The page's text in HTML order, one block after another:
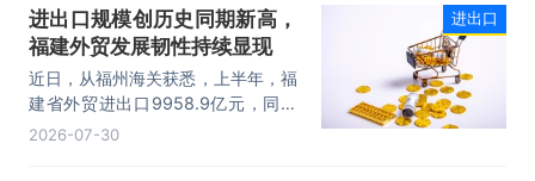
品为代表的高附加值产品出口占比显
著提升，成为外贸提质增效的核心引
擎，为加快建设贸易强国注入了强劲
动力。
进出口规模创历史同期新高，
福建外贸发展韧性持续显现
近日，从福州海关获悉，上半年，福
建省外贸进出口9958.9亿元，同比
增长8.2%。其中，出口5740.1亿
2026-07-30
进出口